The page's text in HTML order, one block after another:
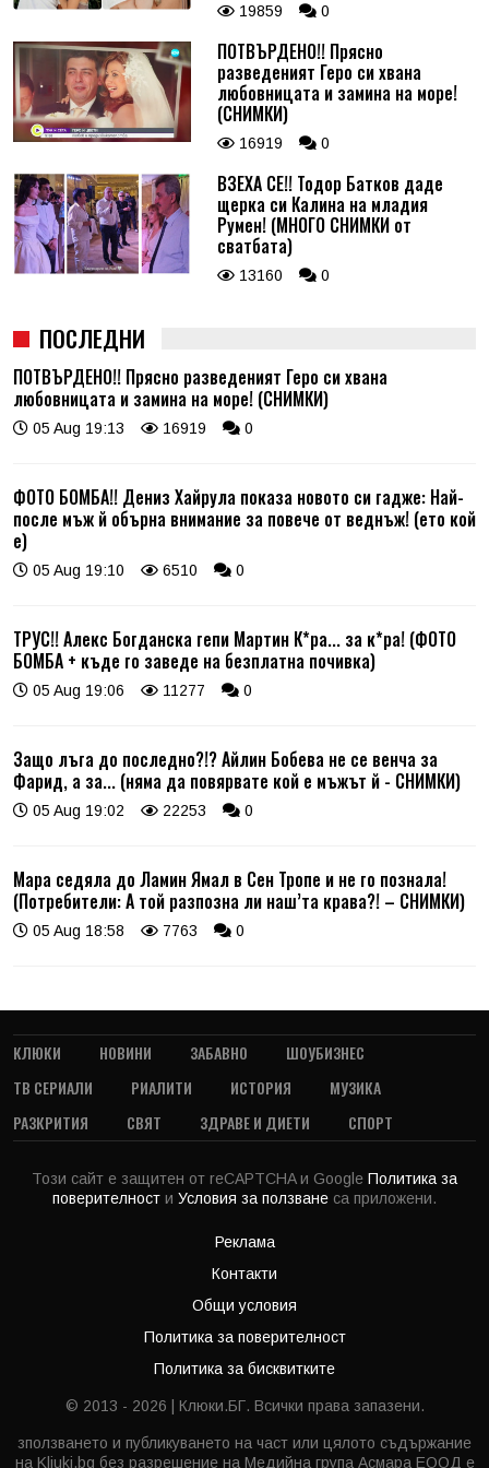
19859 0
ПОТВЪРДЕНО!! Прясно
разведеният Геро си хвана
любовницата и замина на море!
(СНИМКИ)
16919 0
ВЗЕХА СЕ!! Тодор Батков даде
щерка си Калина на младия
Румен! (МНОГО СНИМКИ от
сватбата)
13160 0
ПОСЛЕДНИ
ПОТВЪРДЕНО!! Прясно разведеният Геро си хвана
любовницата и замина на море! (СНИМКИ)
05 Aug 19:13 16919 0
ФОТО БОМБА!! Дениз Хайрула показа новото си гадже: Най-
после мъж й обърна внимание за повече от веднъж! (ето кой
е)
05 Aug 19:10 6510 0
ТРУС!! Алекс Богданска гепи Мартин К*ра... за к*ра! (ФОТО
БОМБА + къде го заведе на безплатна почивка)
05 Aug 19:06 11277 0
Защо лъга до последно?!? Айлин Бобева не се венча за
Фарид, а за... (няма да повярвате кой е мъжът й - СНИМКИ)
05 Aug 19:02 22253 0
Мара седяла до Ламин Ямал в Сен Тропе и не го познала!
(Потребители: А той разпозна ли наш’та крава?! – СНИМКИ)
05 Aug 18:58 7763 0
КЛЮКИ НОВИНИ ЗАБАВНО
ШОУБИЗНЕС
ТВ СЕРИАЛИ
РИАЛИТИ ИСТОРИЯ
МУЗИКА
РАЗКРИТИЯ
СВЯТ ЗДРАВЕ И ДИЕТИ СПОРТ
Този сайт е защитен от reCAPTCHA и Google Политика за
поверителност и Условия за ползване са приложени.
Реклама
Контакти
Общи условия
Политика за поверителност
Политика за бисквитките
© 2013 - 2026 | Клюки.БГ. Всички права запазени.
зползването и публикуването на част или цялото съдържание
на Kliuki.bg без разрешение на Медийна група Асмара ЕООД е